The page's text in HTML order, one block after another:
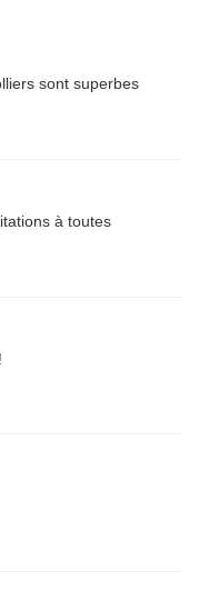
sont superbes
à toutes